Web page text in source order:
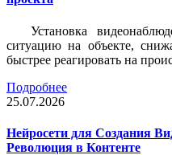
Установка
ситуацию на объекте,
быстрее реагировать на
Подробнее
25.07.2026
Нейросети для Создания
Революция в Контенте